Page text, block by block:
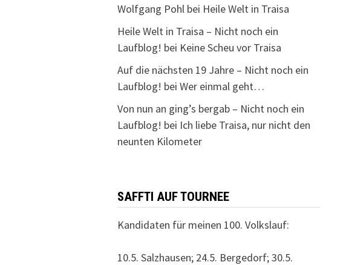
Wolfgang Pohlbei Heile Welt in Traisa
Heile Welt in Traisa – Nicht noch ein
Laufblog! bei Keine Scheu vor Traisa
Auf die nächsten 19 Jahre – Nicht noch ein
Laufblog! bei Wer einmal geht…
Von nun an ging’s bergab – Nicht noch ein
Laufblog! bei Ich liebe Traisa, nur nicht den
neunten Kilometer
SAFFTI AUF TOURNEE
Kandidaten für meinen 100. Volkslauf:
10.5. Salzhausen; 24.5. Bergedorf; 30.5.